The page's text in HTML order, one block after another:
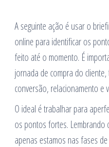
A seguinte ação é usar o
online para identificar os
feito até o momento. É
jornada de compra do
conversão, relacionamento e
O ideal é trabalhar para
os pontos fortes.
apenas estamos nas fases